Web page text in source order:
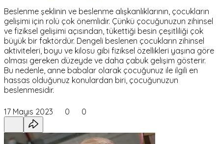
Beslenme şeklinin ve beslenme alışkanlıklarının, çocukların
gelişimi için rolü çok önemlidir. Çünkü çocuğunuzun zihinsel
ve fiziksel gelişimi açısından, tükettiği besin çeşitliliği çok
büyük bir faktördür. Dengeli beslenen çocukların zihinsel
aktiviteleri, boyu ve kilosu gibi fiziksel özellikleri yaşına göre
olması gereken düzeyde ve daha çabuk gelişim gösterir.
Bu nedenle, anne babalar olarak çocuğunuz ile ilgili en
hassas olduğunuz konulardan biri, çocuğunuzun
beslenmesidir.
17 Mayıs 2023 0 0